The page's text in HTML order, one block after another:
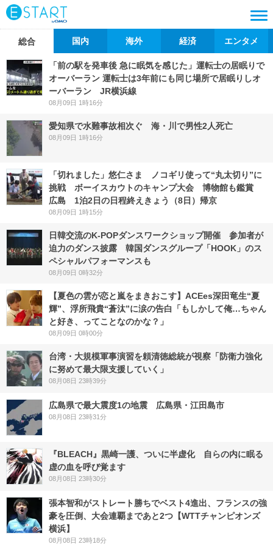
総合 国内 海外 経済 エンタメ
「前の駅を発車後 急に眠気を感じた」運転士の居眠りで
オーバーラン 運転士は3年前にも同じ場所で居眠りしオ
ーバーラン JR横浜線
08月09日 1時16分
愛知県で水難事故相次ぐ 海・川で男性2人死亡
08月09日 1時16分
「切れました」悠仁さま ノコギリ使って“丸太切り”に
挑戦 ボーイスカウトのキャンプ大会 博物館も鑑賞
広島 1泊2日の日程終えきょう（8日）帰京
08月09日 1時15分
日韓交流のK-POPダンスワークショップ開催 参加者が
迫力のダンス披露 韓国ダンスグループ「HOOK」のス
ペシャルパフォーマンスも
08月09日 0時32分
【夏色の雲が恋と嵐をまきおこす】ACEes深田竜生“夏
輝”、浮所飛貴“蒼汰”に涙の告白「もしかして俺…ちゃん
と好き、ってことなのかな？」
08月09日 0時00分
台湾・大規模軍事演習を頼清徳総統が視察「防衛力強化
に努めて最大限支援していく」
08月08日 23時39分
広島県で最大震度1の地震 広島県・江田島市
08月08日 23時31分
『BLEACH』黒崎一護、ついに半虚化 自らの内に眠る
虚の血を呼び覚ます
08月08日 23時30分
張本智和がストレート勝ちでベスト4進出、フランスの強
豪を圧倒、大会連覇まであと2つ【WTTチャンピオンズ
横浜】
08月08日 23時18分